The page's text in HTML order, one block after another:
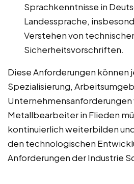
Sprachkenntnisse in
Landessprache,
Verstehen von
Sicherheitsvorschriften.
Diese Anforderungen können
Spezialisierung,
Unternehmensanforderungen
Metallbearbeiter in Flieden
kontinuierlich weiterbilden
den technologischen
Anforderungen der Industrie